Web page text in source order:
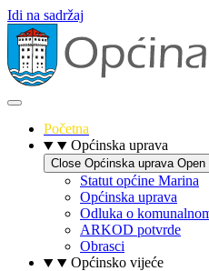
Idi na sadržaj
Početna
Općinska uprava
Close Općinska uprava Open
Statut općine Marina
Općinska uprava
Odluka o
ARKOD potvrde
Obrasci
Općinsko vijeće